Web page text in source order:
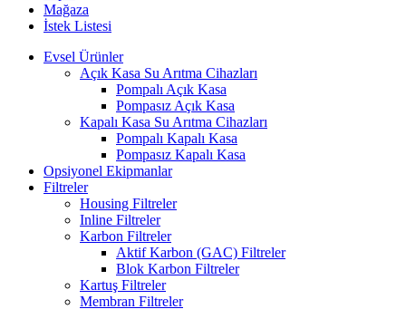
Mağaza
İstek Listesi
Evsel Ürünler
Açık Kasa Su Arıtma Cihazları
Pompalı Açık Kasa
Pompasız Açık Kasa
Kapalı Kasa Su Arıtma Cihazları
Pompalı Kapalı Kasa
Pompasız Kapalı Kasa
Opsiyonel Ekipmanlar
Filtreler
Housing Filtreler
Inline Filtreler
Karbon Filtreler
Aktif Karbon (GAC) Filtreler
Blok Karbon Filtreler
Kartuş Filtreler
Membran Filtreler